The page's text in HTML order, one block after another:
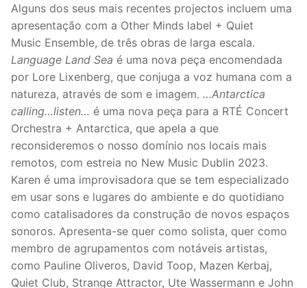
Alguns dos seus mais recentes projectos incluem uma
apresentação com a Other Minds label + Quiet
Music Ensemble, de três obras de larga escala.
Language Land Sea é uma nova peça encomendada
por Lore Lixenberg, que conjuga a voz humana com a
natureza, através de som e imagem. …Antarctica
calling…listen… é uma nova peça para a RTÉ Concert
Orchestra + Antarctica, que apela a que
reconsideremos o nosso domínio nos locais mais
remotos, com estreia no New Music Dublin 2023.
Karen é uma improvisadora que se tem especializado
em usar sons e lugares do ambiente e do quotidiano
como catalisadores da construção de novos espaços
sonoros. Apresenta-se quer como solista, quer como
membro de agrupamentos com notáveis artistas,
como Pauline Oliveros, David Toop, Mazen Kerbaj,
Quiet Club, Strange Attractor, Ute Wassermann e John